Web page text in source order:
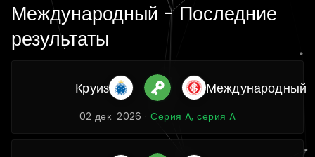
Международный - Последние
результаты
Круиз Международный
02 дек. 2026 ·Серия A, серия A